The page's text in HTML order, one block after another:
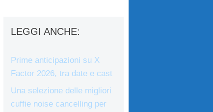
LEGGI ANCHE:
Prime anticipazioni su X
Factor 2026, tra date e cast
Una selezione delle migliori
cuffie noise cancelling per